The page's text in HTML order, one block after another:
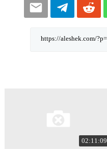
02:11:09